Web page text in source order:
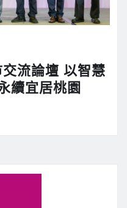
流論壇 以智慧
續宜居桃園